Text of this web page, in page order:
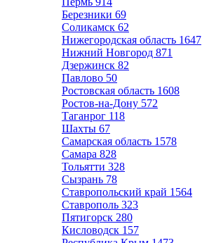
Березники 69
Соликамск 62
Нижегородская область 1647
Нижний Новгород 871
Дзержинск 82
Павлово 50
Ростовская область 1608
Ростов-на-Дону 572
Таганрог 118
Шахты 67
Самарская область 1578
Самара 828
Тольятти 328
Сызрань 78
Ставропольский край 1564
Ставрополь 323
Пятигорск 280
Кисловодск 157